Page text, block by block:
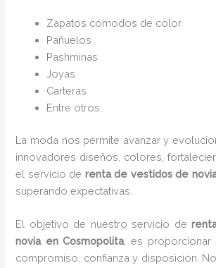
Zapatos cómodos de color.
Pañuelos
Pashminas
Joyas
Carteras
Entre otros.
La moda nos permite avanzar y
innovadores diseños, colores,
el servicio de renta de vestidos de
superando expectativas.
El objetivo de nuestro servicio de
novia en Cosmopolita, es proporcionar
compromiso, confianza y disposición.